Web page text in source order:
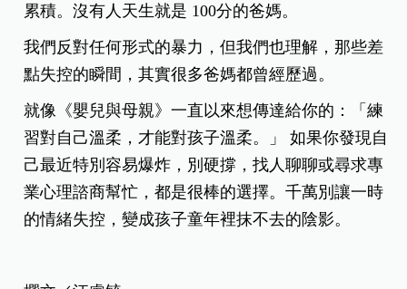
累積。沒有人天生就是 100分的爸媽。
我們反對任何形式的暴力，但我們也理解，那些差
點失控的瞬間，其實很多爸媽都曾經歷過。
就像《嬰兒與母親》一直以來想傳達給你的：「練
習對自己溫柔，才能對孩子溫柔。」 如果你發現自
己最近特別容易爆炸，別硬撐，找人聊聊或尋求專
業心理諮商幫忙，都是很棒的選擇。千萬別讓一時
的情緒失控，變成孩子童年裡抹不去的陰影。